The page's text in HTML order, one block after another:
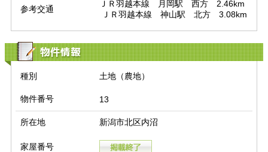
参考交通
ＪＲ羽越本線　月岡駅　西方　2.46km
ＪＲ羽越本線　神山駅　北方　3.08km
物件情報
種別 土地（農地）
物件番号 13
所在地 新潟市北区内沼
家屋番号